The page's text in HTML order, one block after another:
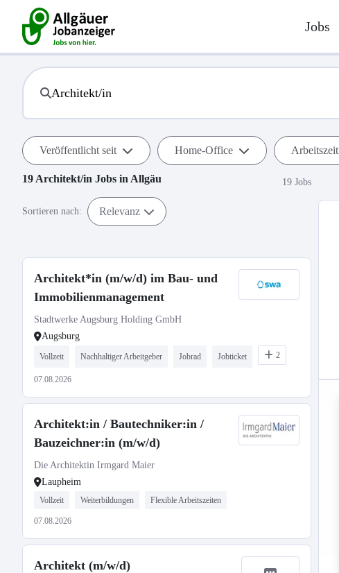
Jobs
Veröffentlicht seit Home-Office Arbeitszeit
19 Architekt/in Jobs in Allgäu 19 Jobs
Sortieren nach: Relevanz
Architekt*in (m/w/d) im Bau- und
Immobilienmanagement
Stadtwerke Augsburg Holding GmbH
Augsburg
Vollzeit Nachhaltiger Arbeitgeber Jobrad Jobticket 2
07.08.2026
Architekt:in / Bautechniker:in /
Bauzeichner:in (m/w/d)
Die Architektin Irmgard Maier
Laupheim
Vollzeit Weiterbildungen Flexible Arbeitszeiten
07.08.2026
Architekt (m/w/d)